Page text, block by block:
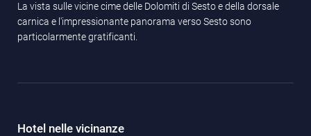
La vista sulle vicine cime delle Dolomiti di Sesto e della dorsale
carnica e l'impressionante panorama verso Sesto sono
particolarmente gratificanti.
Hotel nelle vicinanze